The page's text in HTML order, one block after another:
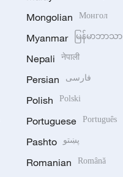
Mongolian Монгол
Myanmar မြန်မာဘာသာ
Nepali नेपाली
Persian فارسی
Polish Polski
Portuguese Português
Pashto پښتو
Romanian Română